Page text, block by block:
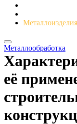
Металлоизделия
Металлообработка
её